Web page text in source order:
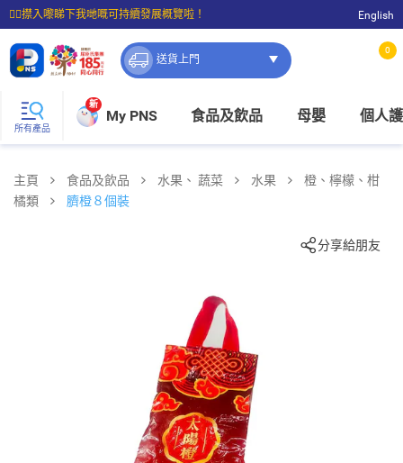
☝🏼㩒入嚟睇下我哋嘅可持續發展概覽啦！
⭐購物滿$399即享免費送貨；滿$100即可免費店取。
English
送貨上門
0
所有產品
新
My PNS 食品及飲品 母嬰 個人
主頁 食品及飲品 水果、 蔬菜 水果
橙、檸檬、柑
橘類
臍橙８個裝
分享給朋友